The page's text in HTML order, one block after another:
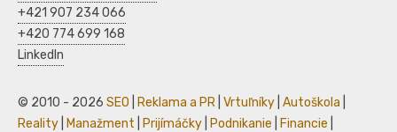
+421 907 234 066
+420 774 699 168
LinkedIn
© 2010 - 2026 SEO Reklama a PR Vrtuľníky Autoškola
Reality
Manažment Prijímáčky Podnikanie Financie